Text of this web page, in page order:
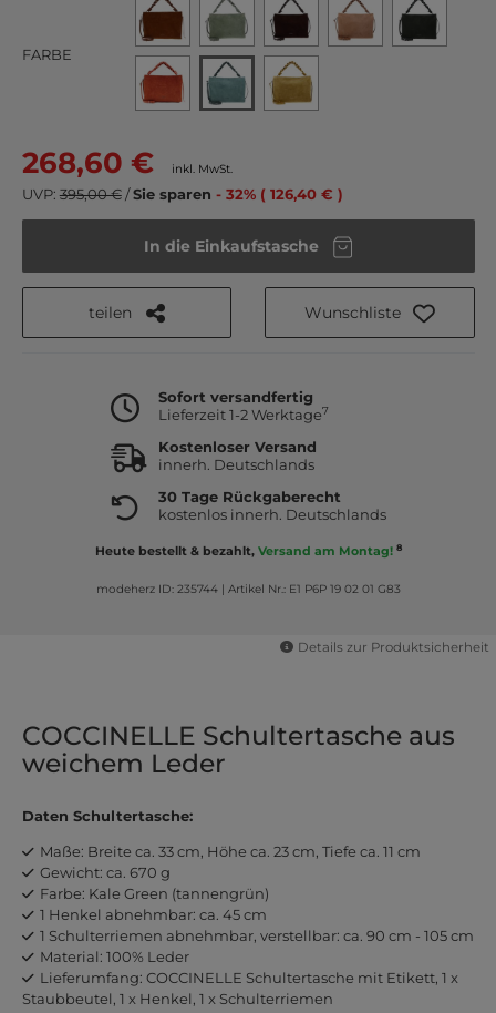
FARBE
268,60 € inkl. MwSt.
UVP: 395,00 €/Sie sparen - 32% ( 126,40 € )
In die Einkaufstasche
teilen Wunschliste
Sofort versandfertig
Lieferzeit 1-2 Werktage7
Kostenloser Versand
innerh. Deutschlands
30 Tage Rückgaberecht
kostenlos innerh. Deutschlands
Heute bestellt & bezahlt, Versand am Montag! 8
modeherz ID: 235744| Artikel Nr.: E1 P6P 19 02 01 G83
Details zur Produktsicherheit
COCCINELLE Schultertasche aus
weichem Leder
Daten Schultertasche:
Maße: Breite ca. 33 cm, Höhe ca. 23 cm, Tiefe ca. 11 cm
Gewicht: ca. 670 g
Farbe: Kale Green (tannengrün)
1 Henkel abnehmbar: ca. 45 cm
1 Schulterriemen abnehmbar, verstellbar: ca. 90 cm - 105 cm
Material: 100% Leder
Lieferumfang: COCCINELLE Schultertasche mit Etikett, 1 x
Staubbeutel, 1 x Henkel, 1 x Schulterriemen